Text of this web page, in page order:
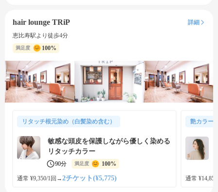
hair lounge TRiP
詳細
恵比寿駅より徒歩4分
満足度 100%
リタッチ根元染め（白髪染め含む）
敏感な頭皮を保護しながら優しく染める
リタッチカラー
90分 満足度 100%
通常 ¥9,350/1回 →2チケット(¥5,775)
艶カラー
通常